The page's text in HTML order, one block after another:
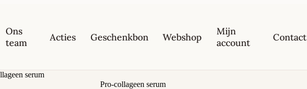
Ons
team
Acties Geschenkbon Webshop
Mijn
account
Contact
serum
Pro-collageen serum